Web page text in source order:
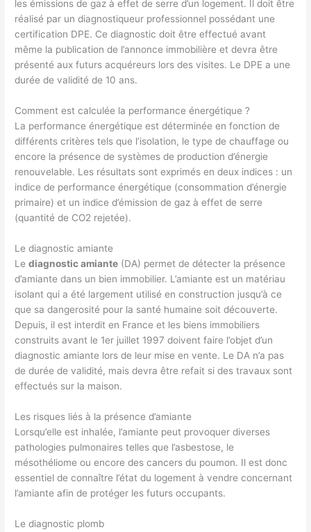
les émissions de gaz à effet de serre d’un logement. Il doit être
réalisé par un diagnostiqueur professionnel possédant une
certification DPE. Ce diagnostic doit être effectué avant
même la publication de l’annonce immobilière et devra être
présenté aux futurs acquéreurs lors des visites. Le DPE a une
durée de validité de 10 ans.
Comment est calculée la performance énergétique ?
La performance énergétique est déterminée en fonction de
différents critères tels que l’isolation, le type de chauffage ou
encore la présence de systèmes de production d’énergie
renouvelable. Les résultats sont exprimés en deux indices : un
indice de performance énergétique (consommation d’énergie
primaire) et un indice d’émission de gaz à effet de serre
(quantité de CO2 rejetée).
Le diagnostic amiante
Lediagnostic amiante (DA) permet de détecter la présence
d’amiante dans un bien immobilier. L’amiante est un matériau
isolant qui a été largement utilisé en construction jusqu’à ce
que sa dangerosité pour la santé humaine soit découverte.
Depuis, il est interdit en France et les biens immobiliers
construits avant le 1er juillet 1997 doivent faire l’objet d’un
diagnostic amiante lors de leur mise en vente. Le DA n’a pas
de durée de validité, mais devra être refait si des travaux sont
effectués sur la maison.
Les risques liés à la présence d’amiante
Lorsqu’elle est inhalée, l’amiante peut provoquer diverses
pathologies pulmonaires telles que l’asbestose, le
mésothéliome ou encore des cancers du poumon. Il est donc
essentiel de connaître l’état du logement à vendre concernant
l’amiante afin de protéger les futurs occupants.
Le diagnostic plomb